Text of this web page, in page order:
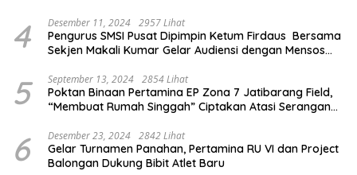
4 Desember 11, 2024 2957 Lihat
Pengurus SMSI Pusat Dipimpin Ketum Firdaus Bersama
Sekjen Makali Kumar Gelar Audiensi dengan Mensos
5 September 13, 2024 2854 Lihat
Poktan Binaan Pertamina EP Zona 7 Jatibarang Field,
“Membuat Rumah Singgah” Ciptakan Atasi Serangan
6 Desember 23, 2024 2842 Lihat
Gelar Turnamen Panahan, Pertamina RU VI dan Project
Balongan Dukung Bibit Atlet Baru